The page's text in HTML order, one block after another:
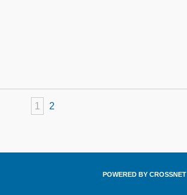
1 2
POWERED BY CROSSNET